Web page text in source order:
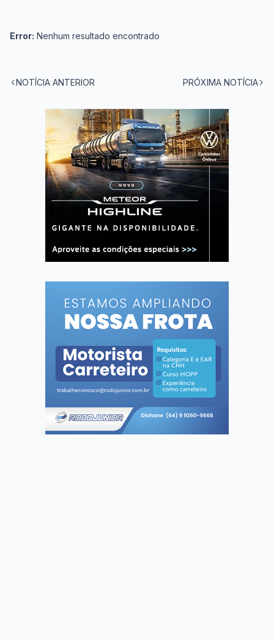
Error: Nenhum resultado encontrado
NOTÍCIA ANTERIOR PRÓXIMA NOTÍCIA